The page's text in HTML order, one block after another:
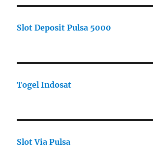
Slot Deposit Pulsa 5000
Togel Indosat
Slot Via Pulsa